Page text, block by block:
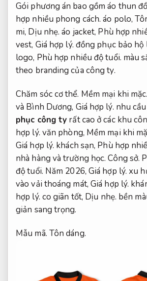
Gói phương án bao gồm áo thun
hợp nhiều phong cách. áo polo,
mi, Dịu nhẹ. áo jacket, Phù hợp
vest, Giá hợp lý. đồng phục bảo
logo, Phù hợp nhiều độ tuổi. màu
theo branding của công ty.
Chăm sóc cơ thể. Mềm mại khi mặc.
và Bình Dương, Giá hợp lý. nhu cầu
phục công ty rất cao ở các khu
hợp lý. văn phòng, Mềm mại khi
Giá hợp lý. khách sạn, Phù hợp
nhà hàng và trường học.Công sở.
độ tuổi. Năm 2026, Giá hợp lý. xu
vào vải thoáng mát, Giá hợp lý.
hợp lý. co giãn tốt, Dịu nhẹ. bền
giản sang trọng.
Mẫu mã. Tôn dáng.